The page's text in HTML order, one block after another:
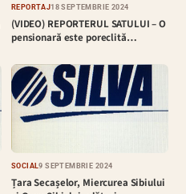
REPORTAJ18 SEPTEMBRIE 2024
(VIDEO) REPORTERUL SATULUI – O
pensionară este poreclită…
SOCIAL9 SEPTEMBRIE 2024
Țara Secașelor, Miercurea Sibiului